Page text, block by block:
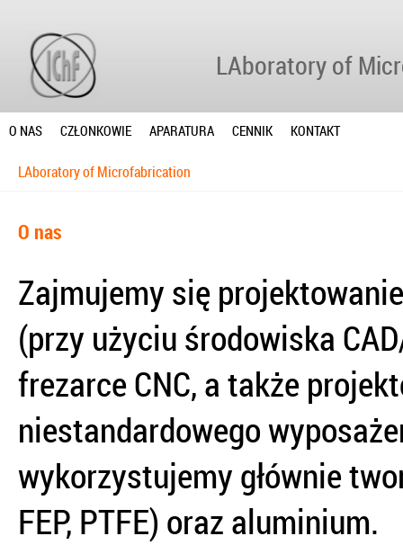
LAboratory of
O NAS CZŁONKOWIE APARATURA CENNIK KONTAKT
LAboratory of Microfabrication
O nas
Zajmujemy się
(przy użyciu środowiska
frezarce CNC, a także
niestandardowego
wykorzystujemy głównie
FEP, PTFE) oraz aluminium.